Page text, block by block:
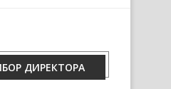
ДИРЕКТОРА